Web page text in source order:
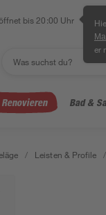
bis 20:00 Uhr
er
Bad &
/ Leisten & Profile /